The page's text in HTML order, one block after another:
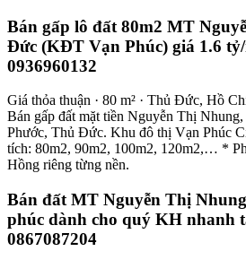
Bán gấp lô đất 80m2 MT
Đức (KĐT Vạn Phúc) giá 1.6
0936960132
Giá thỏa thuận · 80 m² · Thủ Đức, Hồ
Bán gấp đất mặt tiền Nguyễn Thị
Phước, Thủ Đức. Khu đô thị Vạn Phúc
tích: 80m2, 90m2, 100m2, 120m2,… *
Hồng riêng từng nền.
Bán đất MT Nguyễn Thị
phúc dành cho quý KH nhanh
0867087204